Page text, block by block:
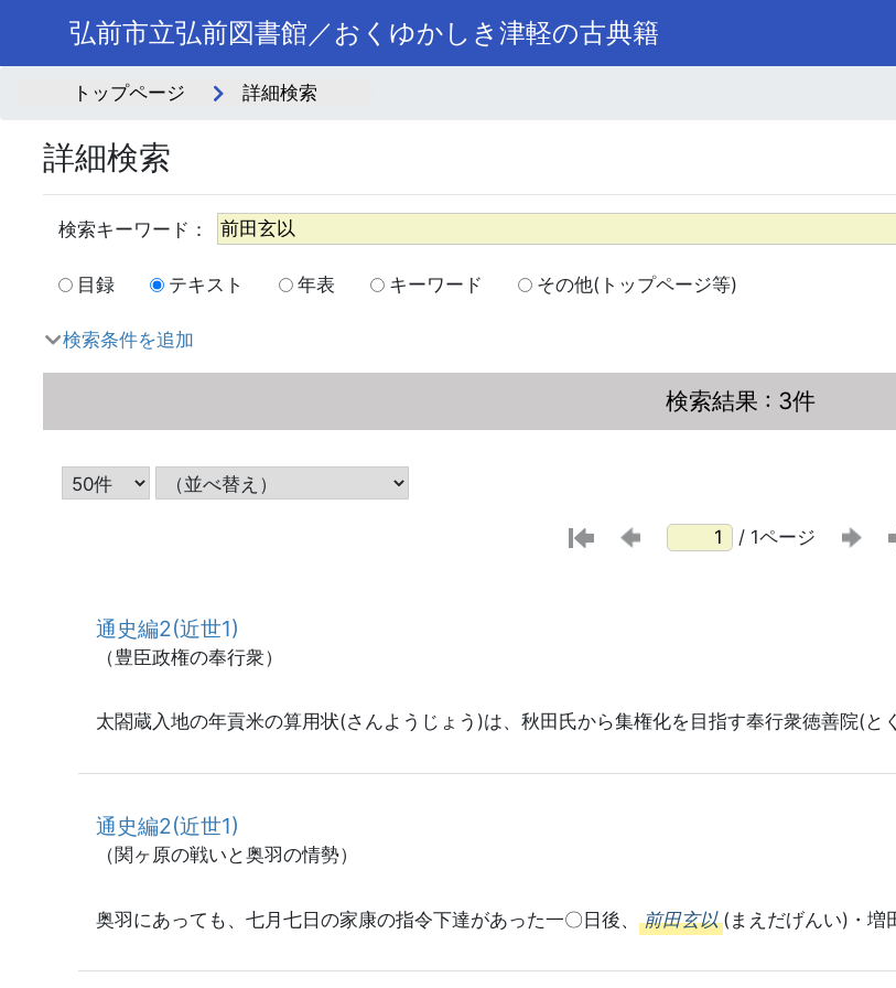
弘前市立弘前図書館／おくゆかしき津軽の古典籍
トップページ 詳細検索
詳細検索
目録 テキスト 年表 キーワード その他(トップページ等)
検索条件を追加
検索結果 : 3件
/ 1ページ
通史編2(近世1)
（豊臣政権の奉行衆）
太閤蔵入地の年貢米の算用状(さんようじょう)は、秋田氏から集権化を目指す奉行衆徳善院(と
通史編2(近世1)
（関ヶ原の戦いと奥羽の情勢）
奥羽にあっても、七月七日の家康の指令下達があった一〇日後、 前田玄以 (まえだげんい)・増